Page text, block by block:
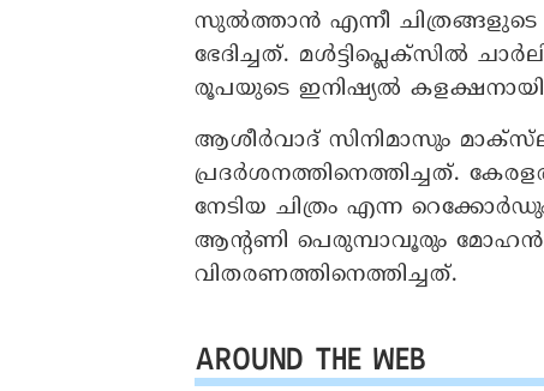
സുല്‍ത്താന്‍ എന്നീ
ഭേദിച്ചത്. മള്‍ട്ടിപ്ലെക്‌സില്‍
രൂപയുടെ ഇനിഷ്യല്‍
ആശീര്‍വാദ് സിനിമാസും
പ്രദര്‍ശനത്തിനെത്തിച്ചത്.
നേടിയ ചിത്രം എന്ന
ആന്റണി പെരുമ്പാവൂരും
വിതരണത്തിനെത്തിച്ചത്.
AROUND THE WEB